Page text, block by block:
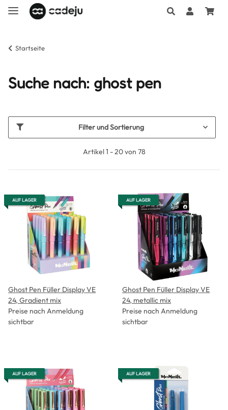
Startseite
Suche nach: ghost pen
Filter und Sortierung
Artikel 1 - 20 von 78
AUF LAGER
Ghost Pen Füller Display VE
24, Gradient mix
Preise nach Anmeldung
sichtbar
AUF LAGER
Ghost Pen Füller Display VE
24, metallic mix
Preise nach Anmeldung
sichtbar
AUF LAGER AUF LAGER